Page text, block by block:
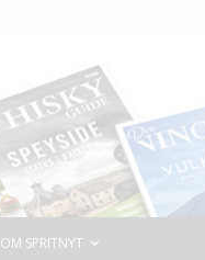
OM SPRITNYT